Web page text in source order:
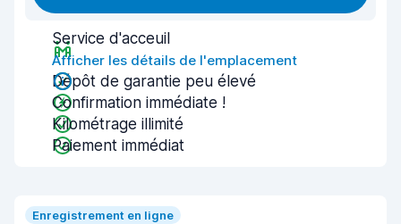
Service d'acceuil
Afficher les détails de l'emplacement
Dépôt de garantie peu élevé
Confirmation immédiate !
Kilométrage illimité
Paiement immédiat
Enregistrement en ligne